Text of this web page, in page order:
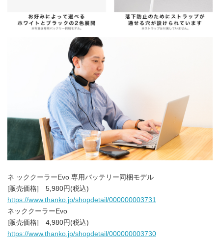
ネ ッククーラーEvo 専用バッテリー同梱モデル
[販売価格] 5,980円(税込)
https://www.thanko.jp/shopdetail/000000003731
ネッククーラーEvo
[販売価格] 4,980円(税込)
https://www.thanko.jp/shopdetail/000000003730
Japanese